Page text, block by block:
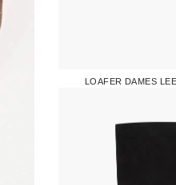
LOAFER DAMES